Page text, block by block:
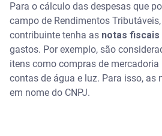
Para o cálculo das despesas que
campo de Rendimentos
contribuinte tenha as notas fiscais
gastos. Por exemplo, são
itens como compras de mercadoria
contas de água e luz. Para isso, as
em nome do CNPJ.